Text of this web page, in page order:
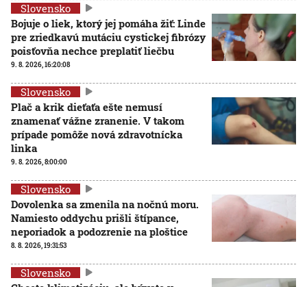
Slovensko
Bojuje o liek, ktorý jej pomáha žiť: Linde
pre zriedkavú mutáciu cystickej fibrózy
poisťovňa nechce preplatiť liečbu
9. 8. 2026, 16:20:08
Slovensko
Plač a krik dieťaťa ešte nemusí
znamenať vážne zranenie. V takom
prípade pomôže nová zdravotnícka
linka
9. 8. 2026, 8:00:00
Slovensko
Dovolenka sa zmenila na nočnú moru.
Namiesto oddychu prišli štípance,
neporiadok a podozrenie na ploštice
8. 8. 2026, 19:31:53
Slovensko